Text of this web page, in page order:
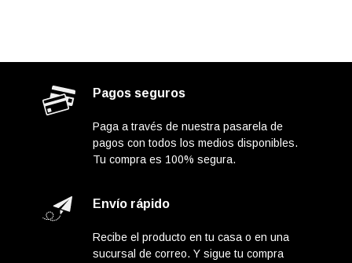
Pagos seguros
Paga a través de nuestra pasarela de
pagos con todos los medios disponibles.
Tu compra es 100% segura.
Envío rápido
Recibe el producto en tu casa o en una
sucursal de correo. Y sigue tu compra